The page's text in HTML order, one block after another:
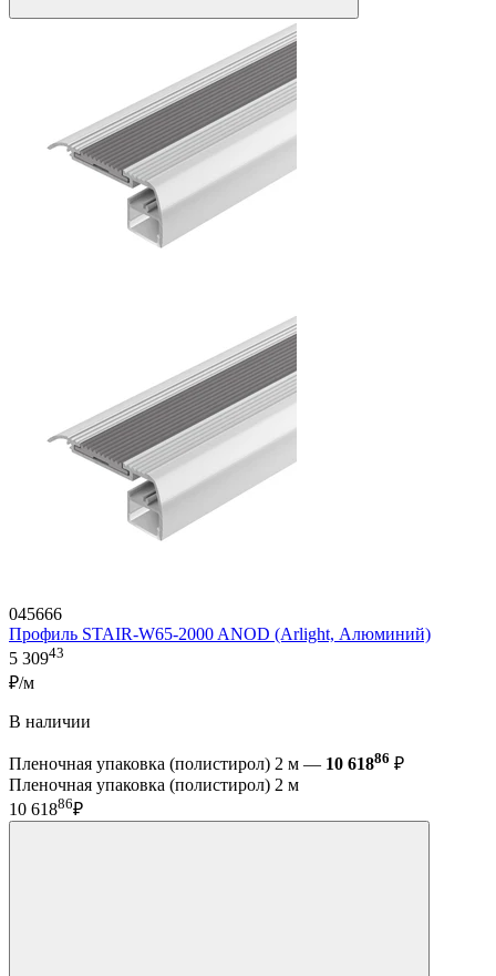
045666
Профиль STAIR-W65-2000 ANOD (Arlight, Алюминий)
5 30943
₽/м
В наличии
Пленочная упаковка (полистирол) 2 м — 10 61886 ₽
Пленочная упаковка (полистирол) 2 м
10 61886₽